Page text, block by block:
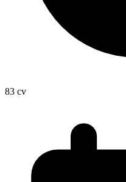
83 cv